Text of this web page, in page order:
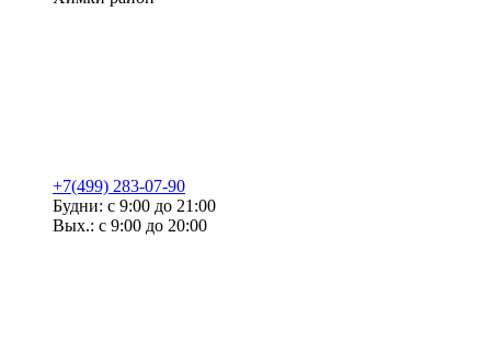
+7(499) 283-07-90
Будни: с 9:00 до 21:00
Вых.: с 9:00 до 20:00